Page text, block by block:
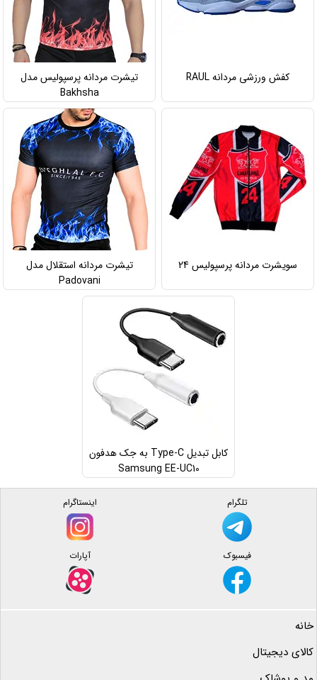
کفش ورزشی مردانه RAUL
تیشرت مردانه پرسپولیس مدل
Bakhsha
سویشرت مردانه پرسپولیس 24
تیشرت مردانه استقلال مدل
Padovani
کابل تبدیل Type-C به جک هدفون
Samsung EE-UC10
تلگرام اینستاگرام
فیسبوک آپارات
خانه
کالای دیجیتال